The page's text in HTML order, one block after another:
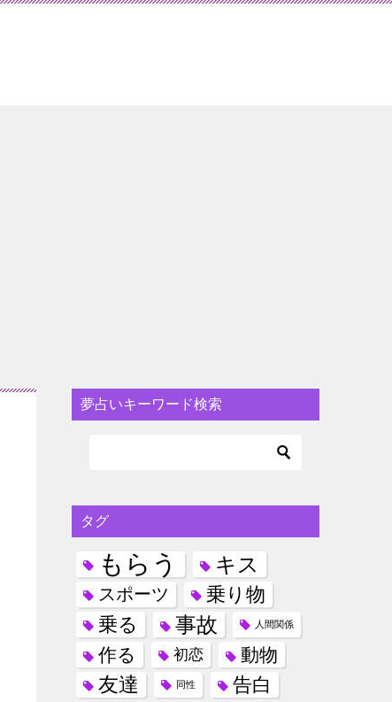
夢占いキーワード検索
タグ
もらう キス
スポーツ
乗り物
乗る
事故 人間関係
作る 初恋 動物
友達 同性 告白